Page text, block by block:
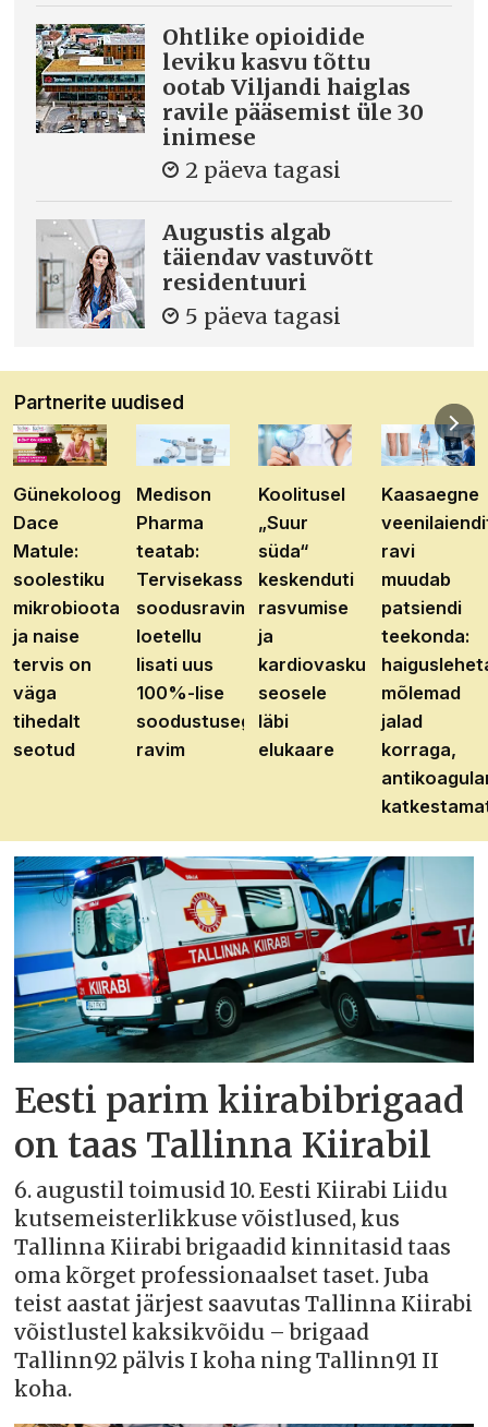
Ohtlike opioidide
leviku kasvu tõttu
ootab Viljandi haiglas
ravile pääsemist üle 30
inimese
2 päeva tagasi
Augustis algab
täiendav vastuvõtt
residentuuri
5 päeva tagasi
Partnerite uudised
Günekoloog
Dace
Matule:
soolestiku
mikrobioota
ja naise
tervis on
väga
tihedalt
seotud
Medison
Pharma
teatab:
Tervisekassa
soodusravimite
loetellu
lisati uus
100%-lise
soodustusega
ravim
Koolitusel
„Suur
süda“
keskenduti
rasvumise
ja
kardiovaskulaarhaiguste
seosele
läbi
elukaare
Kaasaegne
ravi
muudab
patsiendi
teekonda:
mõlemad
jalad
korraga,
Eesti parim kiirabibrigaad
on taas Tallinna Kiirabil
6. augustil toimusid 10. Eesti Kiirabi Liidu
kutsemeisterlikkuse võistlused, kus
Tallinna Kiirabi brigaadid kinnitasid taas
oma kõrget professionaalset taset. Juba
teist aastat järjest saavutas Tallinna Kiirabi
võistlustel kaksikvõidu – brigaad
Tallinn92 pälvis I koha ning Tallinn91 II
koha.